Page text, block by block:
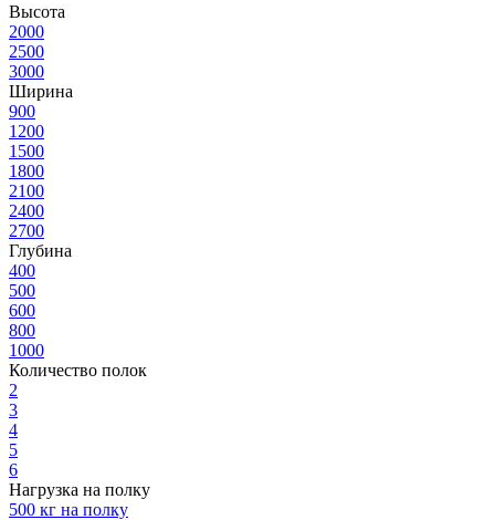
Высота
2000
2500
3000
Ширина
900
1200
1500
1800
2100
2400
2700
Глубина
400
500
600
800
1000
Количество полок
2
3
4
5
6
Нагрузка на полку
500 кг на полку